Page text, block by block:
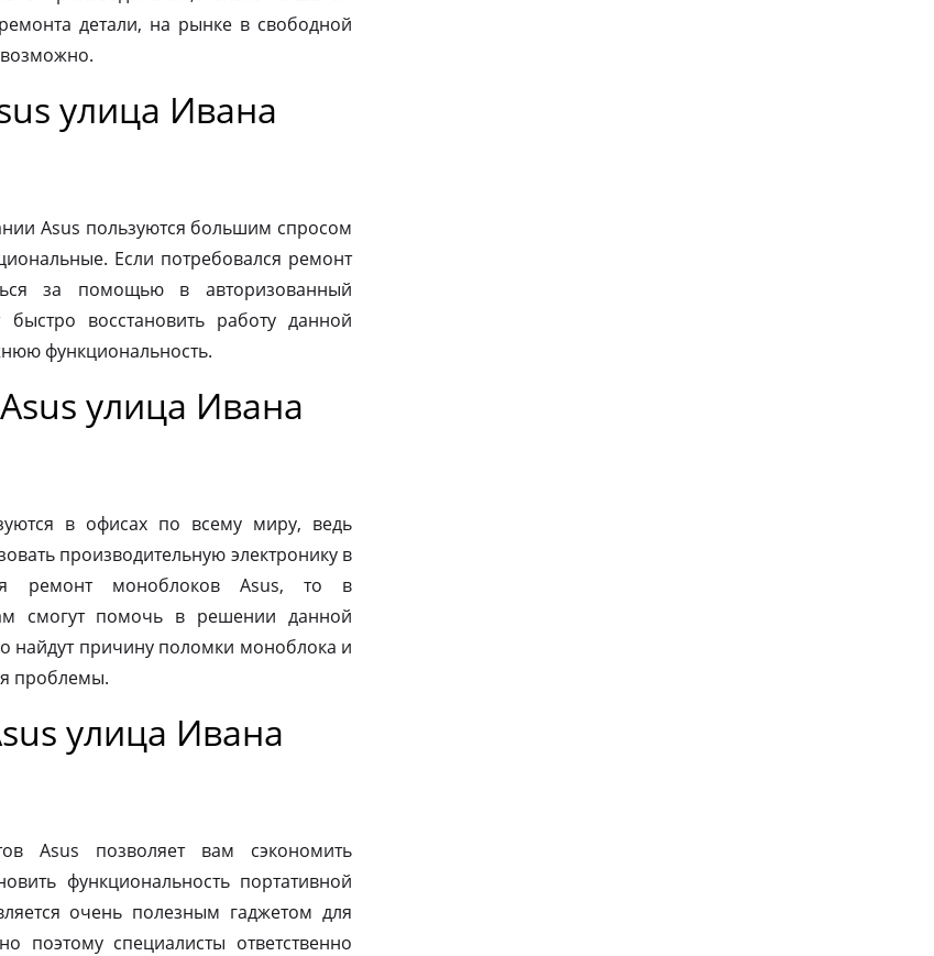
детали, на рынке в свободной
улица Ивана
Asus пользуются большим спросом
Если потребовался ремонт
за помощью в авторизованный
восстановить работу данной
функциональность.
улица Ивана
в офисах по всему миру, ведь
производительную электронику в
ремонт моноблоков Asus, то в
смогут помочь в решении данной
причину поломки моноблока и
проблемы.
улица Ивана
Asus позволяет вам сэкономить
функциональность портативной
очень полезным гаджетом для
поэтому специалисты ответственно